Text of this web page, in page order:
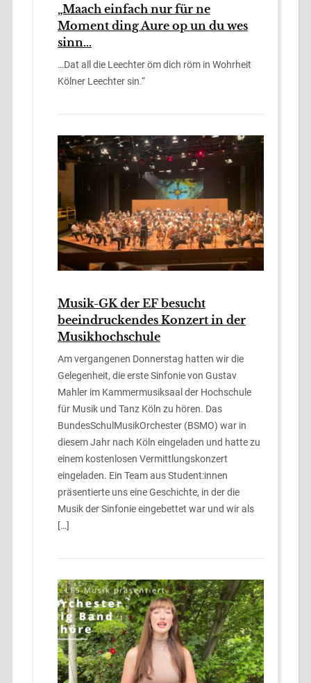
„Maach einfach nur für ne
Moment ding Aure op un du wes
sinn…
…Dat all die Leechter öm dich röm in Wohrheit
Kölner Leechter sin.“
Musik-GK der EF besucht
beeindruckendes Konzert in der
Musikhochschule
Am vergangenen Donnerstag hatten wir die
Gelegenheit, die erste Sinfonie von Gustav
Mahler im Kammermusiksaal der Hochschule
für Musik und Tanz Köln zu hören. Das
BundesSchulMusikOrchester (BSMO) war in
diesem Jahr nach Köln eingeladen und hatte zu
einem kostenlosen Vermittlungskonzert
eingeladen. Ein Team aus Student:innen
präsentierte uns eine Geschichte, in der die
Musik der Sinfonie eingebettet war und wir als
[…]